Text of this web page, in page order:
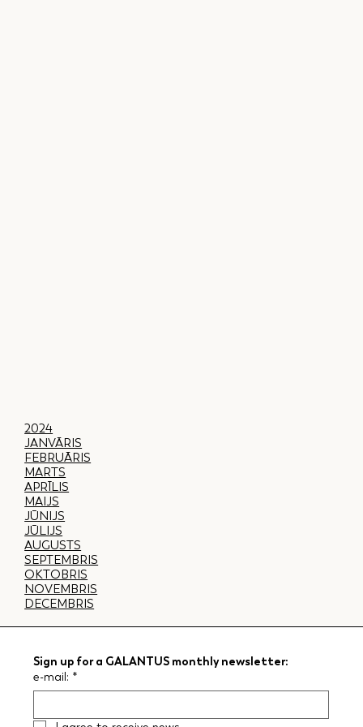
2024
JANVĀRIS
FEBRUĀRIS
MARTS
APRĪLIS
MAIJS
JŪNIJS
JŪLIJS
AUGUSTS
SEPTEMBRIS
OKTOBRIS
NOVEMBRIS
DECEMBRIS
Sign up for a GALANTUS monthly newsletter:
e-mail: *